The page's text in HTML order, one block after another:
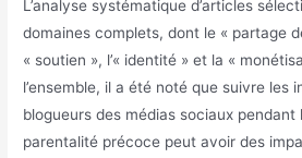
L’analyse systématique d’articles
domaines complets, dont le « partage
« soutien », l’« identité » et la «
l’ensemble, il a été noté que suivre les
blogueurs des médias sociaux pendant
parentalité précoce peut avoir des